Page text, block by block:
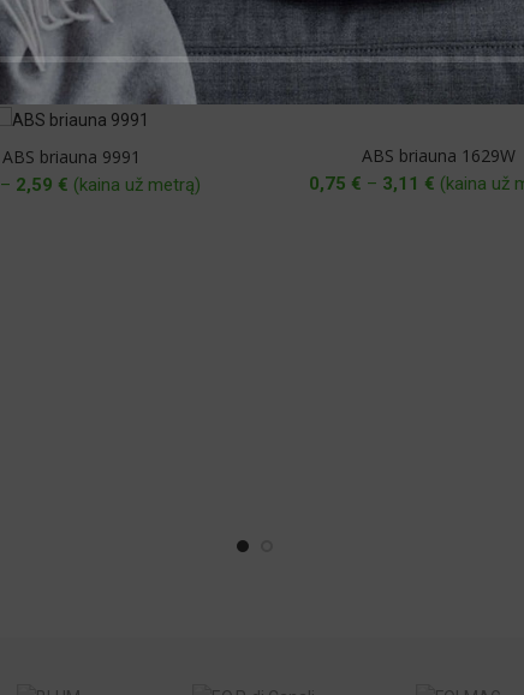
ABS briauna 9991
– 2,59 €Price
(kaina už metrą)
ABS briauna 1629W
0,75 € – 3,11 € Price
(kaina už